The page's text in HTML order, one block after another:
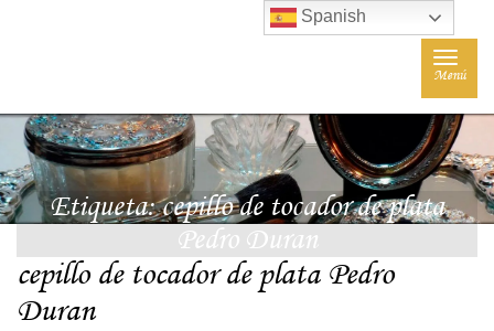
Toggle
Menú
Etiqueta:cepillo de tocador de plata
Pedro Duran
cepillo de tocador de plata Pedro
Duran
Spanish